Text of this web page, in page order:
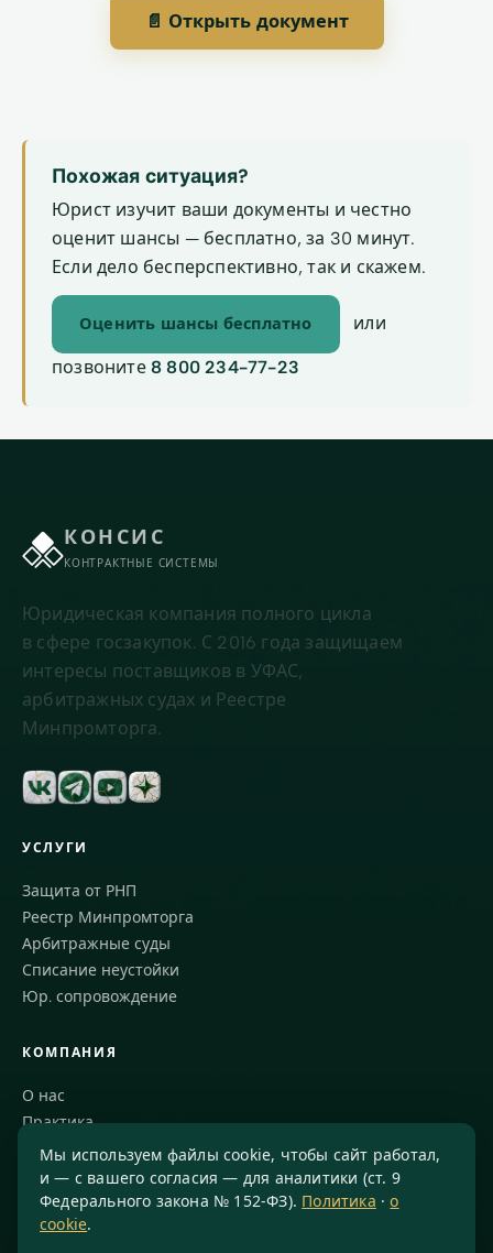
📄 Открыть документ
Похожая ситуация?
Юрист изучит ваши документы и честно
оценит шансы — бесплатно, за 30 минут.
Если дело бесперспективно, так и скажем.
Оценить шансы бесплатно или
позвоните 8 800 234-77-23
КОНСИС
КОНТРАКТНЫЕ СИСТЕМЫ
Юридическая компания полного цикла
в сфере госзакупок. С 2016 года защищаем
интересы поставщиков в УФАС,
арбитражных судах и Реестре
Минпромторга.
УСЛУГИ
Защита от РНП
Реестр Минпромторга
Арбитражные суды
Списание неустойки
Юр. сопровождение
КОМПАНИЯ
О нас
Практика
Блог
Команда
Благодарности
Мы используем файлы cookie, чтобы сайт работал,
и — с вашего согласия — для аналитики (ст. 9
Федерального закона № 152-ФЗ). Политика ·о
cookie.